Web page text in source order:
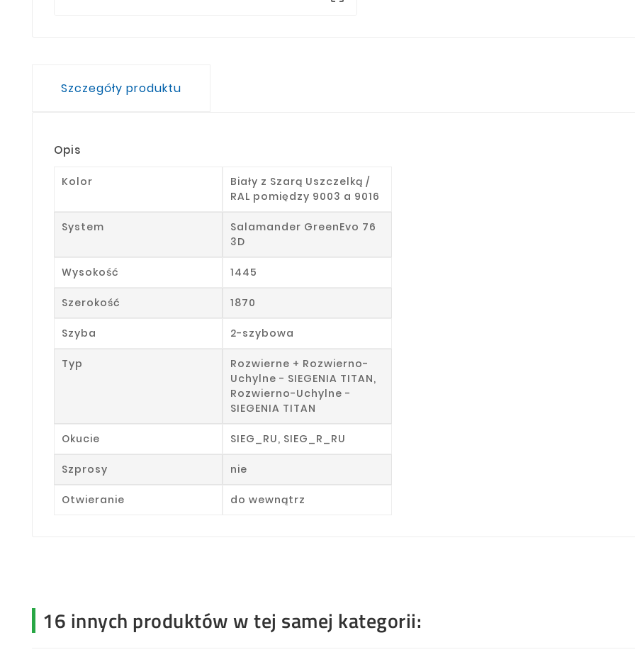
Szczegóły produktu
Opis
Kolor
Biały z Szarą Uszczelką /
RAL pomiędzy 9003 a 9016
System
Salamander GreenEvo 76
3D
Wysokość 1445
Szerokość 1870
Szyba 2-szybowa
Typ
Rozwierne + Rozwierno-
Uchylne - SIEGENIA TITAN,
Rozwierno-Uchylne -
SIEGENIA TITAN
Okucie SIEG_RU, SIEG_R_RU
Szprosy nie
Otwieranie do wewnątrz
16 innych produktów w tej samej kategorii: